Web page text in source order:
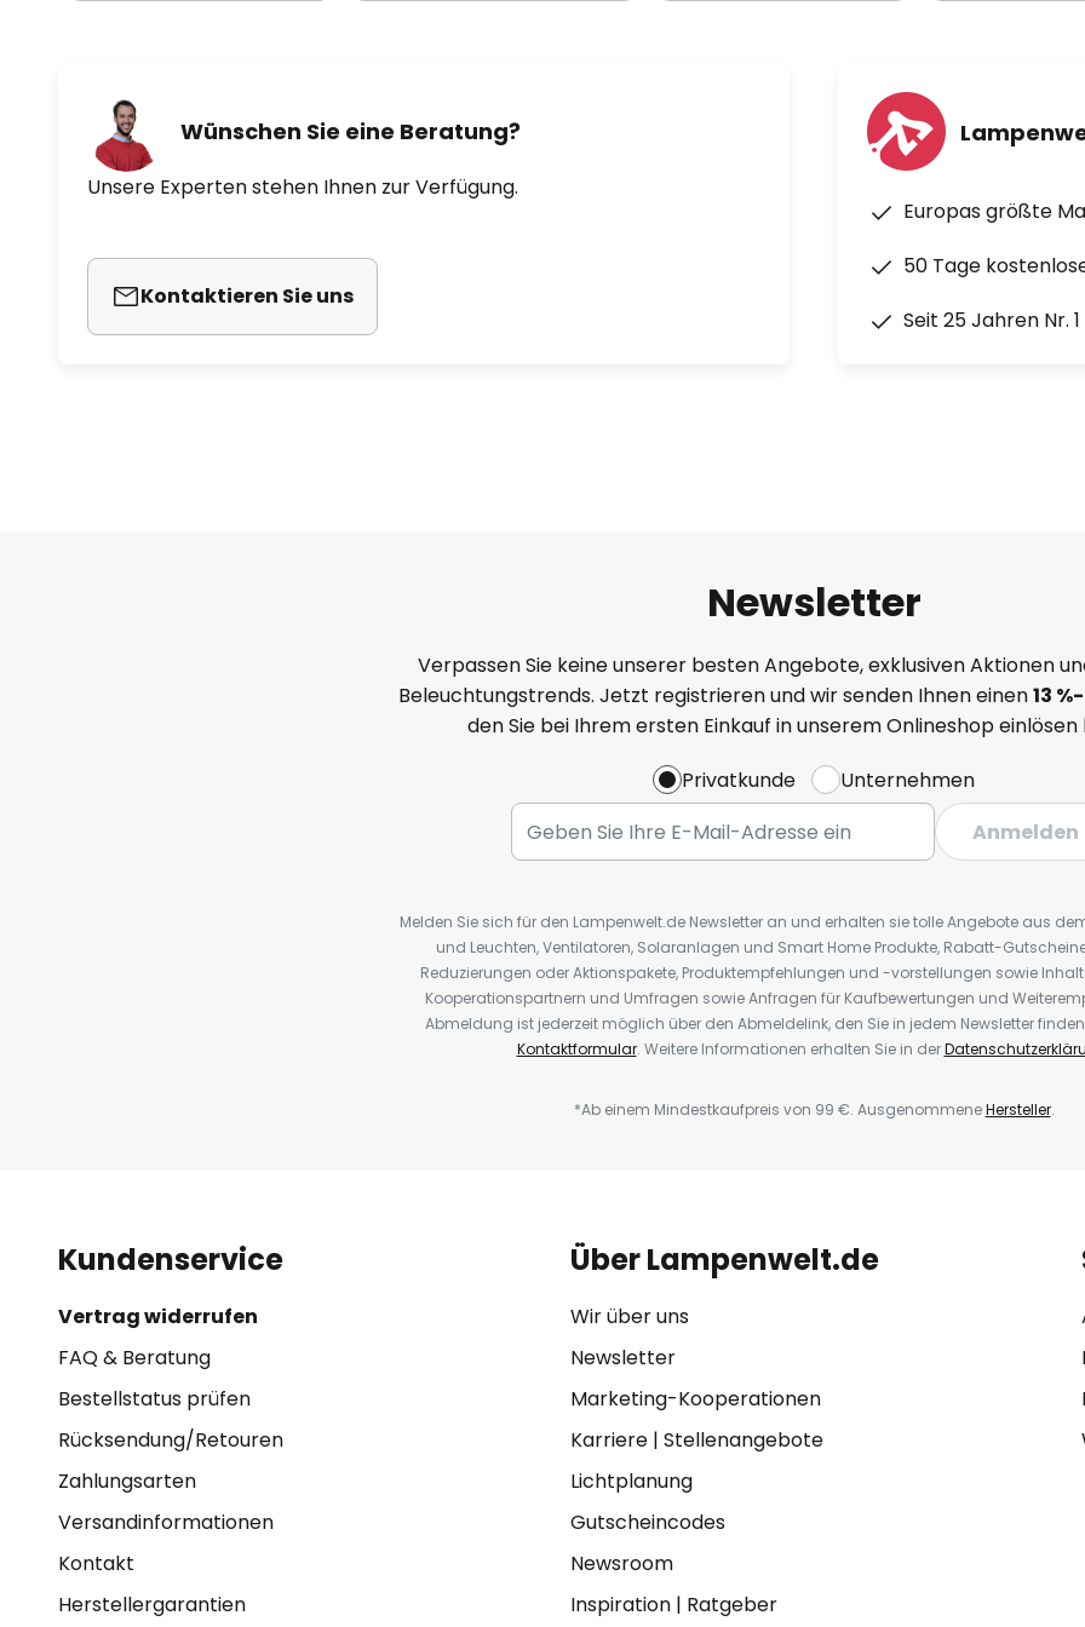
Wünschen Sie eine Beratung?
Unsere Experten stehen Ihnen zur Verfügung.
Kontaktieren Sie uns
Europas größte
50 Tage
Seit 25 Jahren Nr.
Newsletter
Verpassen Sie keine unserer besten Angebote, exklusiven Aktionen
Beleuchtungstrends. Jetzt registrieren und wir senden Ihnen einen13 %
den Sie bei Ihrem ersten Einkauf in unserem Onlineshop
Privatkunde
Unternehmen
Anmelden
Melden Sie sich für den Lampenwelt.de Newsletter an und erhalten sie tolle Angebote aus
und Leuchten, Ventilatoren, Solaranlagen und Smart Home Produkte, Rabatt-
Reduzierungen oder Aktionspakete, Produktempfehlungen und -vorstellungen sowie
Kooperationspartnern und Umfragen sowie Anfragen für Kaufbewertungen und
Abmeldung ist jederzeit möglich über den Abmeldelink, den Sie in jedem Newsletter
Kontaktformular. Weitere Informationen erhalten Sie in der
*Ab einem Mindestkaufpreis von 99 €. AusgenommeneHersteller.
Kundenservice
Vertrag widerrufen
FAQ & Beratung
Bestellstatus prüfen
Rücksendung/Retouren
Zahlungsarten
Versandinformationen
Kontakt
Herstellergarantien
Über Lampenwelt.de
Wir über uns
Newsletter
Marketing-Kooperationen
Karriere| Stellenangebote
Lichtplanung
Gutscheincodes
Newsroom
Inspiration| Ratgeber